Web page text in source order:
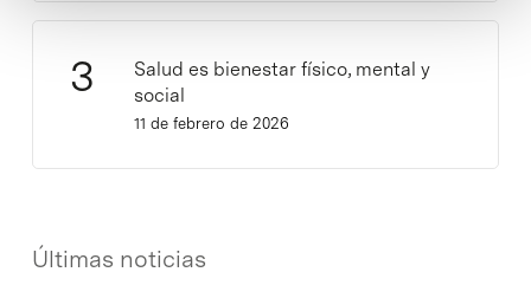
Salud es bienestar físico, mental y
social
11 de febrero de 2026
Últimas noticias